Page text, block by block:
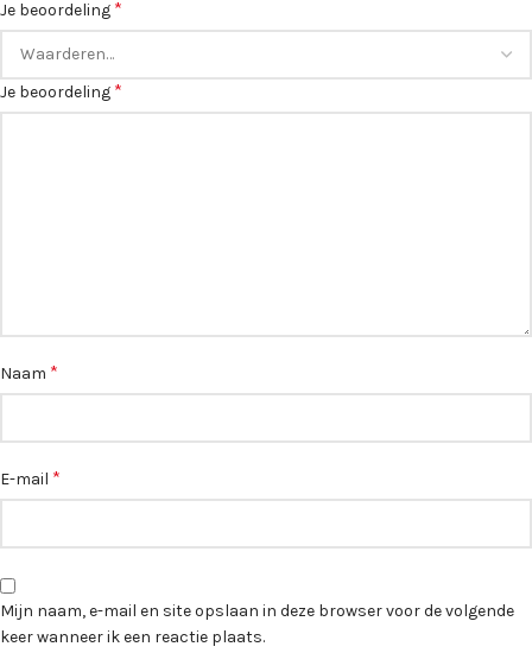
Je beoordeling *
Je beoordeling *
Naam *
E-mail *
Mijn naam, e-mail en site opslaan in deze browser voor de volgende
keer wanneer ik een reactie plaats.